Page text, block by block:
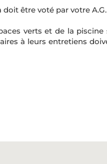
être voté par votre A.G.
verts et de la
à leurs entretiens